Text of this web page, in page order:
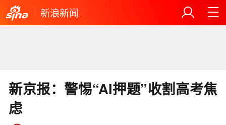
新浪新闻
新京报：警惕“AI押题”收割高考焦
虑